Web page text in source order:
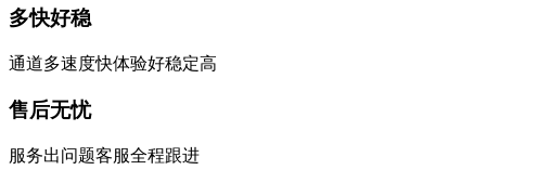
多快好稳
通道多速度快体验好稳定高
售后无忧
服务出问题客服全程跟进